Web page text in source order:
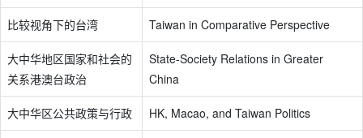
比较视角下的台湾 Taiwan in Comparative Perspective
大中华地区国家和社会的
关系港澳台政治
State-Society Relations in Greater
China
大中华区公共政策与行政 HK, Macao, and Taiwan Politics